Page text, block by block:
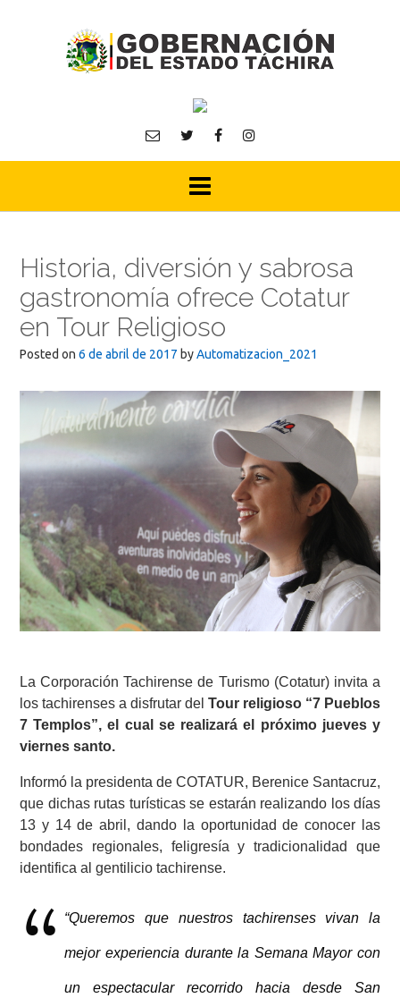
Historia, diversión y sabrosa
gastronomía ofrece Cotatur
en Tour Religioso
Posted on 6 de abril de 2017 byAutomatizacion_2021
La Corporación Tachirense de Turismo (Cotatur) invita a
los tachirenses a disfrutar del Tour religioso “7 Pueblos
7 Templos”, el cual se realizará el próximo jueves y
viernes santo.
Informó la presidenta de COTATUR, Berenice Santacruz,
que dichas rutas turísticas se estarán realizando los días
13 y 14 de abril, dando la oportunidad de conocer las
bondades regionales, feligresía y tradicionalidad que
identifica al gentilicio tachirense.
“Queremos que nuestros tachirenses vivan la
mejor experiencia durante la Semana Mayor con
un espectacular recorrido hacia desde San